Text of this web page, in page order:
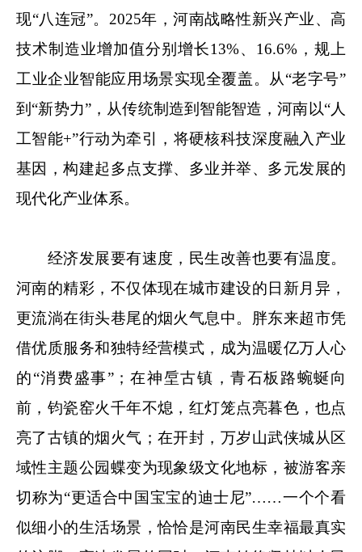
现“八连冠”。2025年，河南战略性新兴产业、高
技术制造业增加值分别增长13%、16.6%，规上
工业企业智能应用场景实现全覆盖。从“老字号”
到“新势力”，从传统制造到智能智造，河南以“人
工智能+”行动为牵引，将硬核科技深度融入产业
基因，构建起多点支撑、多业并举、多元发展的
现代化产业体系。
经济发展要有速度，民生改善也要有温度。
河南的精彩，不仅体现在城市建设的日新月异，
更流淌在街头巷尾的烟火气息中。胖东来超市凭
借优质服务和独特经营模式，成为温暖亿万人心
的“消费盛事”；在神垕古镇，青石板路蜿蜒向
前，钧瓷窑火千年不熄，红灯笼点亮暮色，也点
亮了古镇的烟火气；在开封，万岁山武侠城从区
域性主题公园蝶变为现象级文化地标，被游客亲
切称为“更适合中国宝宝的迪士尼”……一个个看
似细小的生活场景，恰恰是河南民生幸福最真实